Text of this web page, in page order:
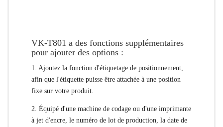
VK-T801 a des fonctions supplémentaires
pour ajouter des options :
1. Ajoutez la fonction d'étiquetage de positionnement,
afin que l'étiquette puisse être attachée à une position
fixe sur votre produit.
2. Équipé d'une machine de codage ou d'une imprimante
à jet d'encre, le numéro de lot de production, la date de